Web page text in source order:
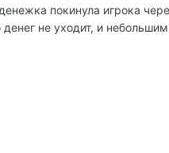
покинула игрока
не уходит, и